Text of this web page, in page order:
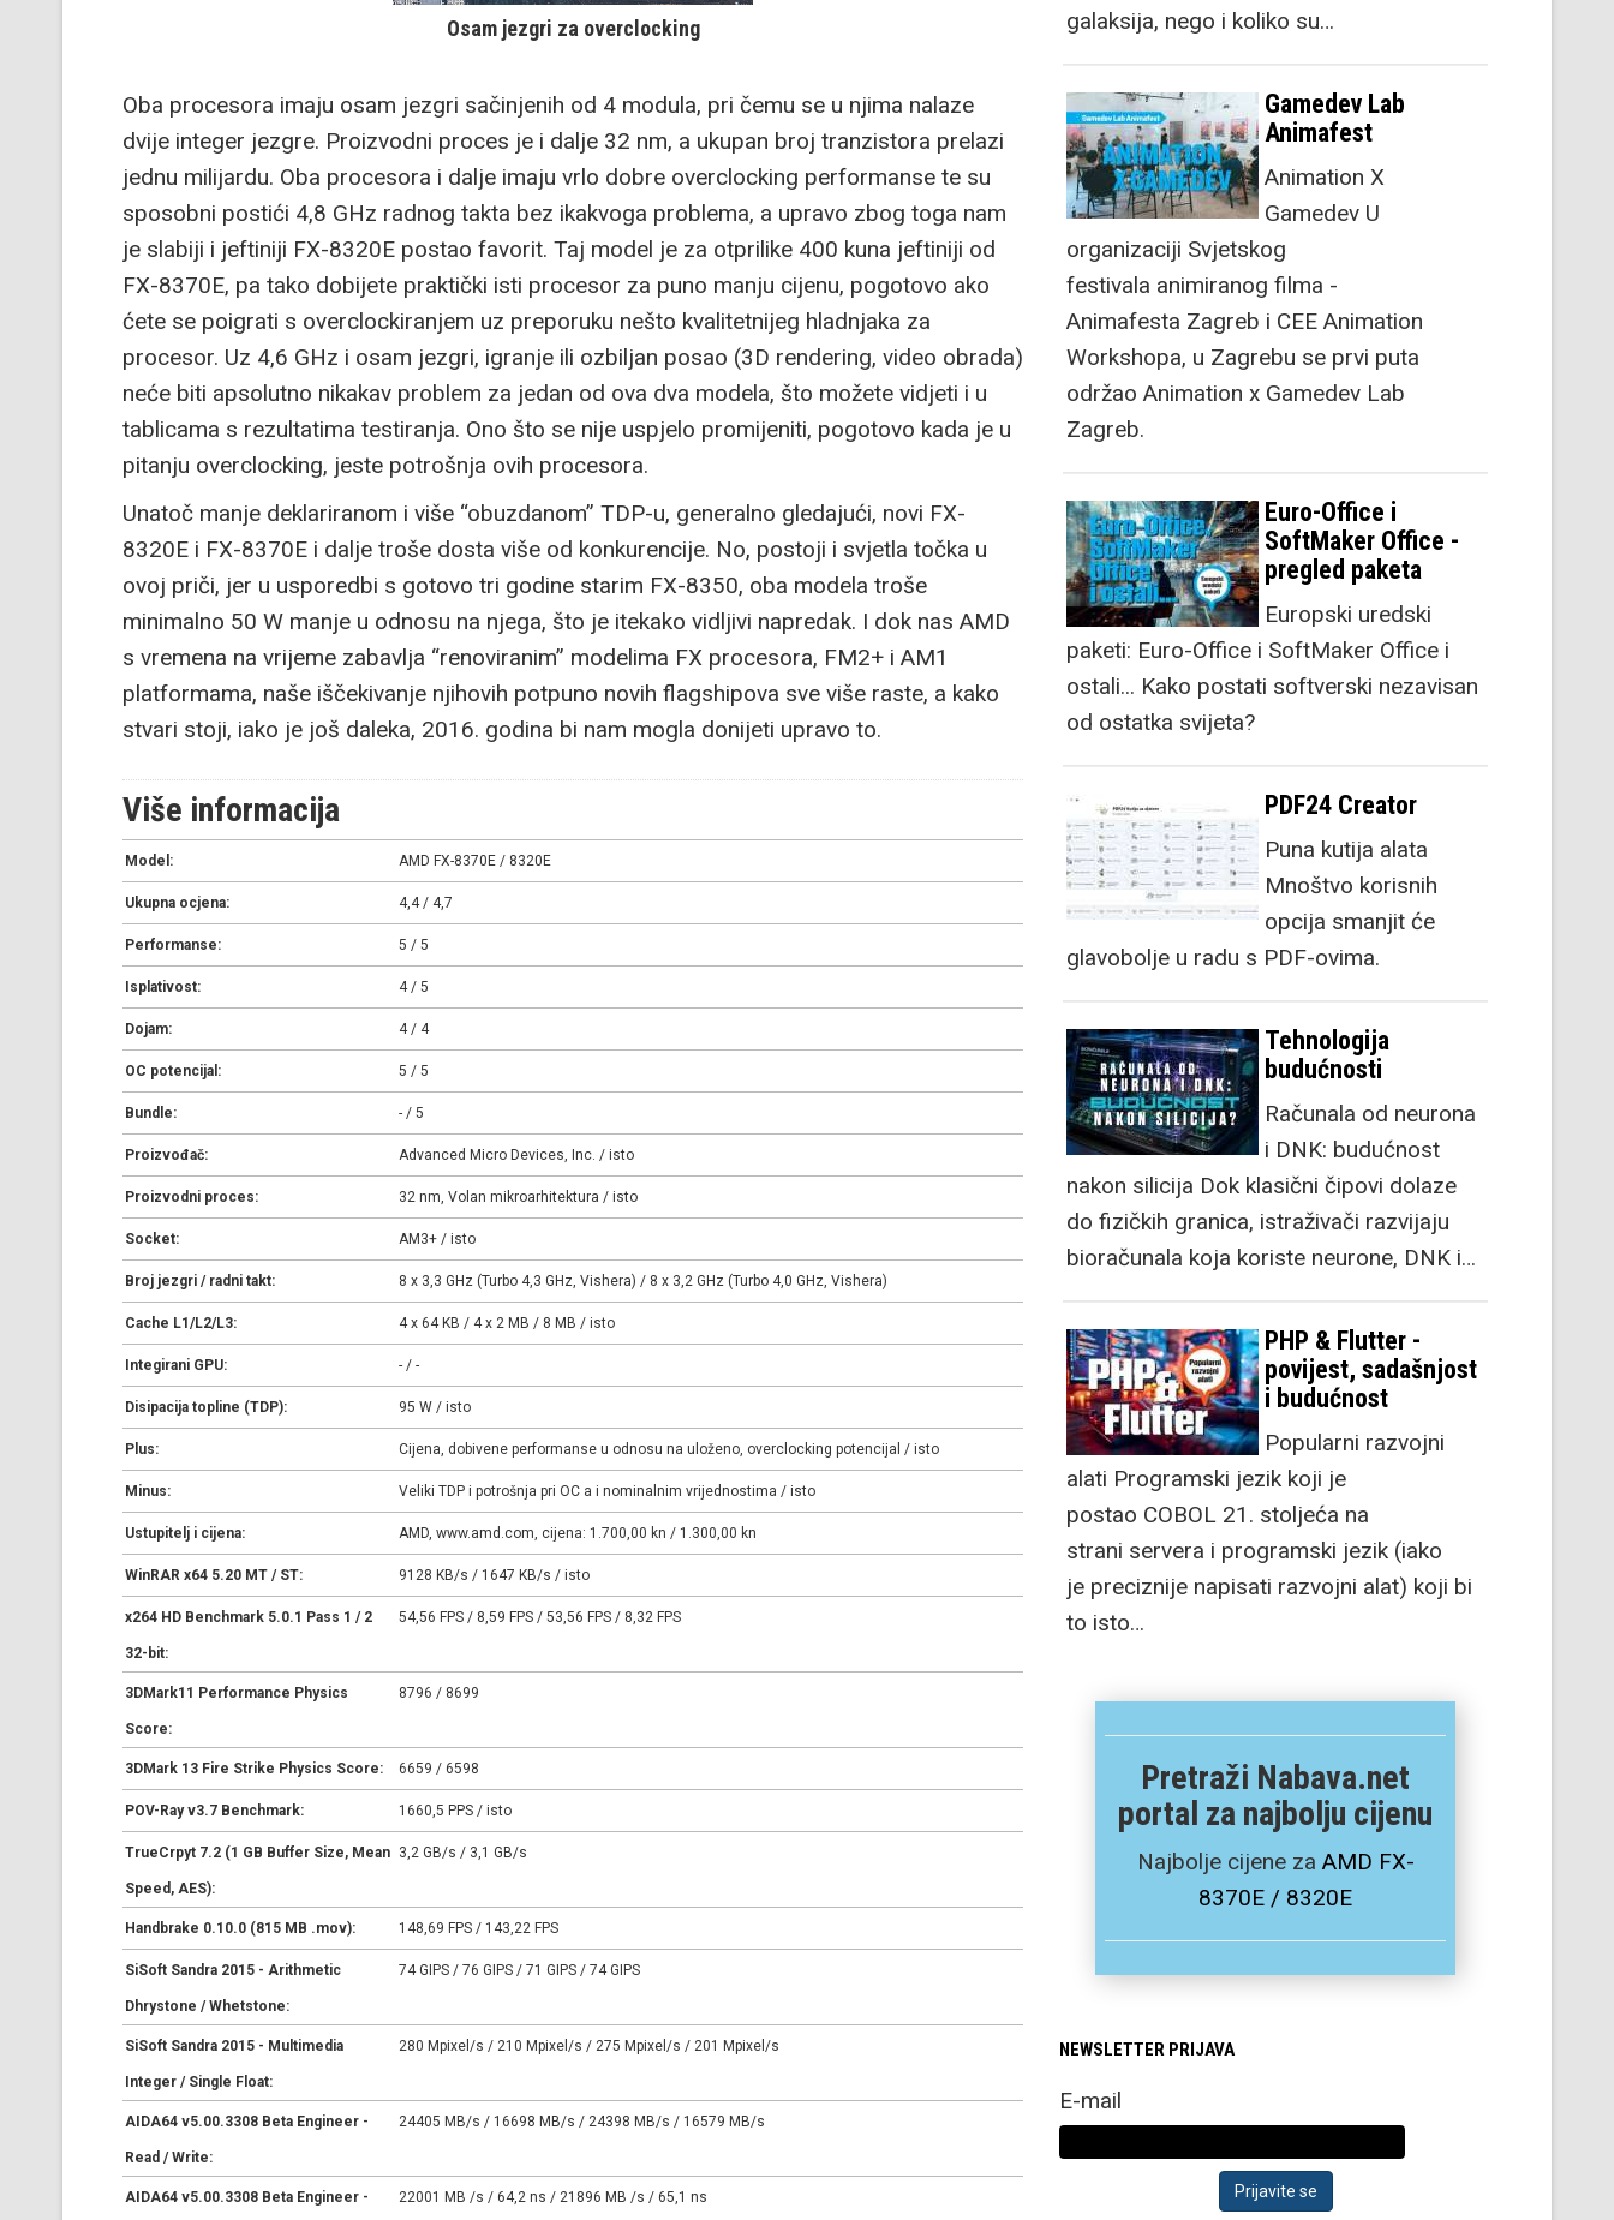
Osam jezgri za overclocking
Oba procesora imaju osam jezgri sačinjenih od 4 modula, pri čemu se u njima nalaze
dvije integer jezgre. Proizvodni proces je i dalje 32 nm, a ukupan broj tranzistora prelazi
jednu milijardu. Oba procesora i dalje imaju vrlo dobre overclocking performanse te su
sposobni postići 4,8 GHz radnog takta bez ikakvoga problema, a upravo zbog toga nam
je slabiji i jeftiniji FX-8320E postao favorit. Taj model je za otprilike 400 kuna jeftiniji od
FX-8370E, pa tako dobijete praktički isti procesor za puno manju cijenu, pogotovo ako
ćete se poigrati s overclockiranjem uz preporuku nešto kvalitetnijeg hladnjaka za
procesor. Uz 4,6 GHz i osam jezgri, igranje ili ozbiljan posao (3D rendering, video obrada)
neće biti apsolutno nikakav problem za jedan od ova dva modela, što možete vidjeti i u
tablicama s rezultatima testiranja. Ono što se nije uspjelo promijeniti, pogotovo kada je u
pitanju overclocking, jeste potrošnja ovih procesora.
Unatoč manje deklariranom i više “obuzdanom” TDP-u, generalno gledajući, novi FX-
8320E i FX-8370E i dalje troše dosta više od konkurencije. No, postoji i svjetla točka u
ovoj priči, jer u usporedbi s gotovo tri godine starim FX-8350, oba modela troše
minimalno 50 W manje u odnosu na njega, što je itekako vidljivi napredak. I dok nas AMD
s vremena na vrijeme zabavlja “renoviranim” modelima FX procesora, FM2+ i AM1
platformama, naše iščekivanje njihovih potpuno novih flagshipova sve više raste, a kako
stvari stoji, iako je još daleka, 2016. godina bi nam mogla donijeti upravo to.
Više informacija
Model: AMD FX-8370E / 8320E
Ukupna ocjena: 4,4 / 4,7
Performanse: 5 / 5
Isplativost: 4 / 5
Dojam: 4 / 4
OC potencijal: 5 / 5
Bundle: - / 5
Proizvođač: Advanced Micro Devices, Inc. / isto
Proizvodni proces: 32 nm, Volan mikroarhitektura / isto
Socket: AM3+ / isto
Broj jezgri / radni takt: 8 x 3,3 GHz (Turbo 4,3 GHz, Vishera) / 8 x 3,2 GHz (Turbo 4,0 GHz, Vishera)
Cache L1/L2/L3: 4 x 64 KB / 4 x 2 MB / 8 MB / isto
Integirani GPU: - / -
Disipacija topline (TDP): 95 W / isto
Plus: Cijena, dobivene performanse u odnosu na uloženo, overclocking potencijal / isto
Minus: Veliki TDP i potrošnja pri OC a i nominalnim vrijednostima / isto
Ustupitelj i cijena: AMD, www.amd.com, cijena: 1.700,00 kn / 1.300,00 kn
WinRAR x64 5.20 MT / ST: 9128 KB/s / 1647 KB/s / isto
x264 HD Benchmark 5.0.1 Pass 1 / 2
32-bit:
54,56 FPS / 8,59 FPS / 53,56 FPS / 8,32 FPS
3DMark11 Performance Physics
Score:
8796 / 8699
3DMark 13 Fire Strike Physics Score: 6659 / 6598
POV-Ray v3.7 Benchmark: 1660,5 PPS / isto
TrueCrpyt 7.2 (1 GB Buffer Size, Mean
Speed, AES):
3,2 GB/s / 3,1 GB/s
Handbrake 0.10.0 (815 MB .mov): 148,69 FPS / 143,22 FPS
SiSoft Sandra 2015 - Arithmetic
Dhrystone / Whetstone:
74 GIPS / 76 GIPS / 71 GIPS / 74 GIPS
SiSoft Sandra 2015 - Multimedia
Integer / Single Float:
280 Mpixel/s / 210 Mpixel/s / 275 Mpixel/s / 201 Mpixel/s
AIDA64 v5.00.3308 Beta Engineer -
Read / Write:
24405 MB/s / 16698 MB/s / 24398 MB/s / 16579 MB/s
AIDA64 v5.00.3308 Beta Engineer - 22001 MB /s / 64,2 ns / 21896 MB /s / 65,1 ns
galaksija, nego i koliko su…
Gamedev Lab
Animafest
Animation X
Gamedev U
organizaciji Svjetskog
festivala animiranog filma -
Animafesta Zagreb i CEE Animation
Workshopa, u Zagrebu se prvi puta
održao Animation x Gamedev Lab
Zagreb.
Euro-Office i
SoftMaker Office -
pregled paketa
Europski uredski
paketi: Euro-Office i SoftMaker Office i
ostali... Kako postati softverski nezavisan
od ostatka svijeta?
PDF24 Creator
Puna kutija alata
Mnoštvo korisnih
opcija smanjit će
glavobolje u radu s PDF-ovima.
Tehnologija
budućnosti
Računala od neurona
i DNK: budućnost
nakon silicija Dok klasični čipovi dolaze
do fizičkih granica, istraživači razvijaju
bioračunala koja koriste neurone, DNK i…
PHP & Flutter -
povijest, sadašnjost
i budućnost
Popularni razvojni
alati Programski jezik koji je
postao COBOL 21. stoljeća na
strani servera i programski jezik (iako
je preciznije napisati razvojni alat) koji bi
to isto…
Pretraži Nabava.net
portal za najbolju cijenu
Najbolje cijene za AMD FX-
8370E / 8320E
NEWSLETTER PRIJAVA
E-mail